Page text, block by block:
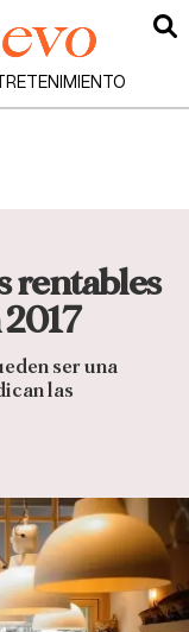
rentables
ser una
las